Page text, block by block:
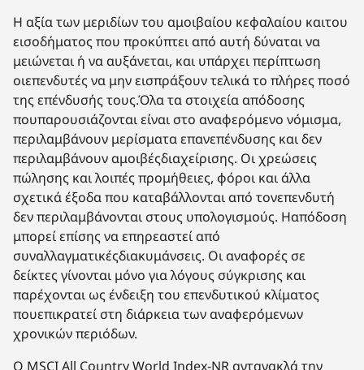
Η αξία των μεριδίων του αμοιβαίου κεφαλαίου καιτου
εισοδήματος που προκύπτει από αυτή δύναται να
μειώνεται ή να αυξάνεται, και υπάρχει περίπτωση
οιεπενδυτές να μην εισπράξουν τελικά το πλήρες ποσό
της επένδυσής τους.Όλα τα στοιχεία απόδοσης
πουπαρουσιάζονται είναι στο αναφερόμενο νόμισμα,
περιλαμβάνουν μερίσματα επανεπένδυσης και δεν
περιλαμβάνουν αμοιβέςδιαχείρισης. Οι χρεώσεις
πώλησης και λοιπές προμήθειες, φόροι και άλλα
σχετικά έξοδα που καταβάλλονται από τονεπενδυτή
δεν περιλαμβάνονται στους υπολογισμούς. Ηαπόδοση
μπορεί επίσης να επηρεαστεί από
συναλλαγματικέςδιακυμάνσεις. Οι αναφορές σε
δείκτες γίνονται μόνο για λόγους σύγκρισης και
παρέχονται ως ένδειξη του επενδυτικού κλίματος
πουεπικρατεί στη διάρκεια των αναφερόμενων
χρονικών περιόδων.
Ο MSCI All Country World Index-NR αντανακλά την